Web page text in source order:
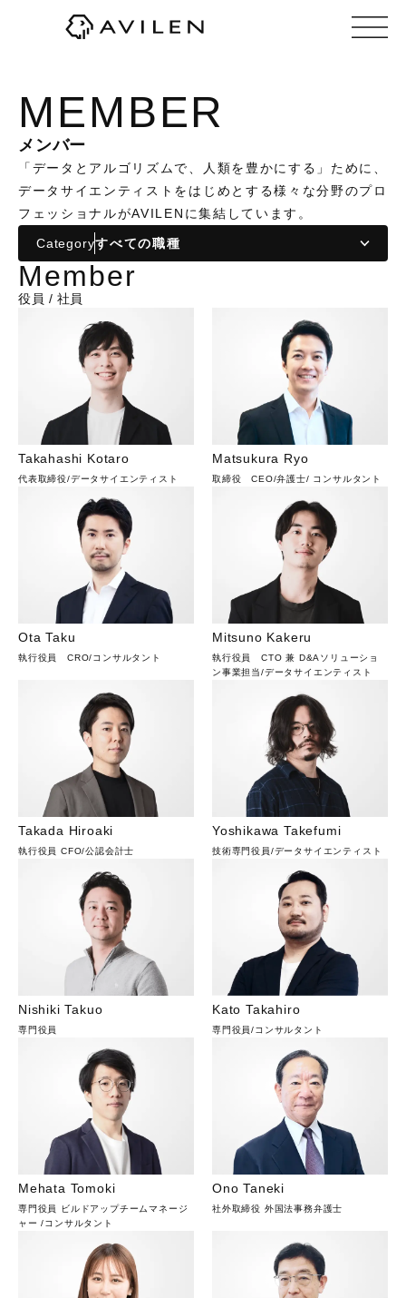
株式会社AVILEN（アヴィレン）
MEMBER
メンバー
「データとアルゴリズムで、人類を豊かにする」ために、
データサイエンティストをはじめとする様々な分野のプロ
フェッショナルがAVILENに集結しています。
Category
Member
役員 / 社員
Takahashi Kotaro
代表取締役/データサイエンティスト
Matsukura Ryo
取締役 CEO/弁護士/ コンサルタント
Ota Taku
執行役員 CRO/コンサルタント
Mitsuno Kakeru
執行役員 CTO 兼 D&Aソリューショ
ン事業担当/データサイエンティスト
Takada Hiroaki
執行役員 CFO/公認会計士
Yoshikawa Takefumi
技術専門役員/データサイエンティスト
Nishiki Takuo
専門役員
Kato Takahiro
専門役員/コンサルタント
Mehata Tomoki
専門役員 ビルドアップチームマネージ
ャー/コンサルタント
Ono Taneki
社外取締役 外国法事務弁護士